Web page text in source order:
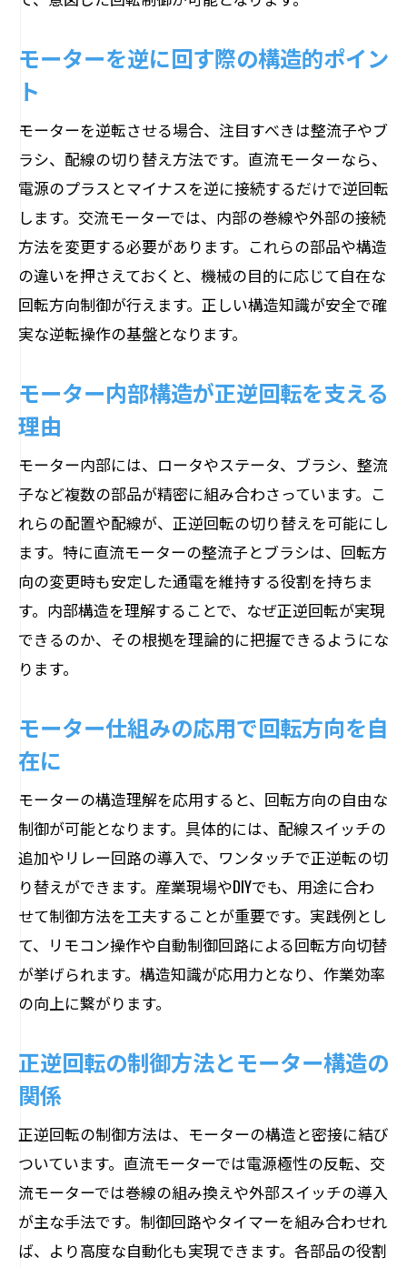
モーターを逆に回す際の構造的ポイン
ト
モーターを逆転させる場合、注目すべきは整流子やブ
ラシ、配線の切り替え方法です。直流モーターなら、
電源のプラスとマイナスを逆に接続するだけで逆回転
します。交流モーターでは、内部の巻線や外部の接続
方法を変更する必要があります。これらの部品や構造
の違いを押さえておくと、機械の目的に応じて自在な
回転方向制御が行えます。正しい構造知識が安全で確
実な逆転操作の基盤となります。
モーター内部構造が正逆回転を支える
理由
モーター内部には、ロータやステータ、ブラシ、整流
子など複数の部品が精密に組み合わさっています。こ
れらの配置や配線が、正逆回転の切り替えを可能にし
ます。特に直流モーターの整流子とブラシは、回転方
向の変更時も安定した通電を維持する役割を持ちま
す。内部構造を理解することで、なぜ正逆回転が実現
できるのか、その根拠を理論的に把握できるようにな
ります。
モーター仕組みの応用で回転方向を自
在に
モーターの構造理解を応用すると、回転方向の自由な
制御が可能となります。具体的には、配線スイッチの
追加やリレー回路の導入で、ワンタッチで正逆転の切
り替えができます。産業現場やDIYでも、用途に合わ
せて制御方法を工夫することが重要です。実践例とし
て、リモコン操作や自動制御回路による回転方向切替
が挙げられます。構造知識が応用力となり、作業効率
の向上に繋がります。
正逆回転の制御方法とモーター構造の
関係
正逆回転の制御方法は、モーターの構造と密接に結び
ついています。直流モーターでは電源極性の反転、交
流モーターでは巻線の組み換えや外部スイッチの導入
が主な手法です。制御回路やタイマーを組み合わせれ
ば、より高度な自動化も実現できます。各部品の役割